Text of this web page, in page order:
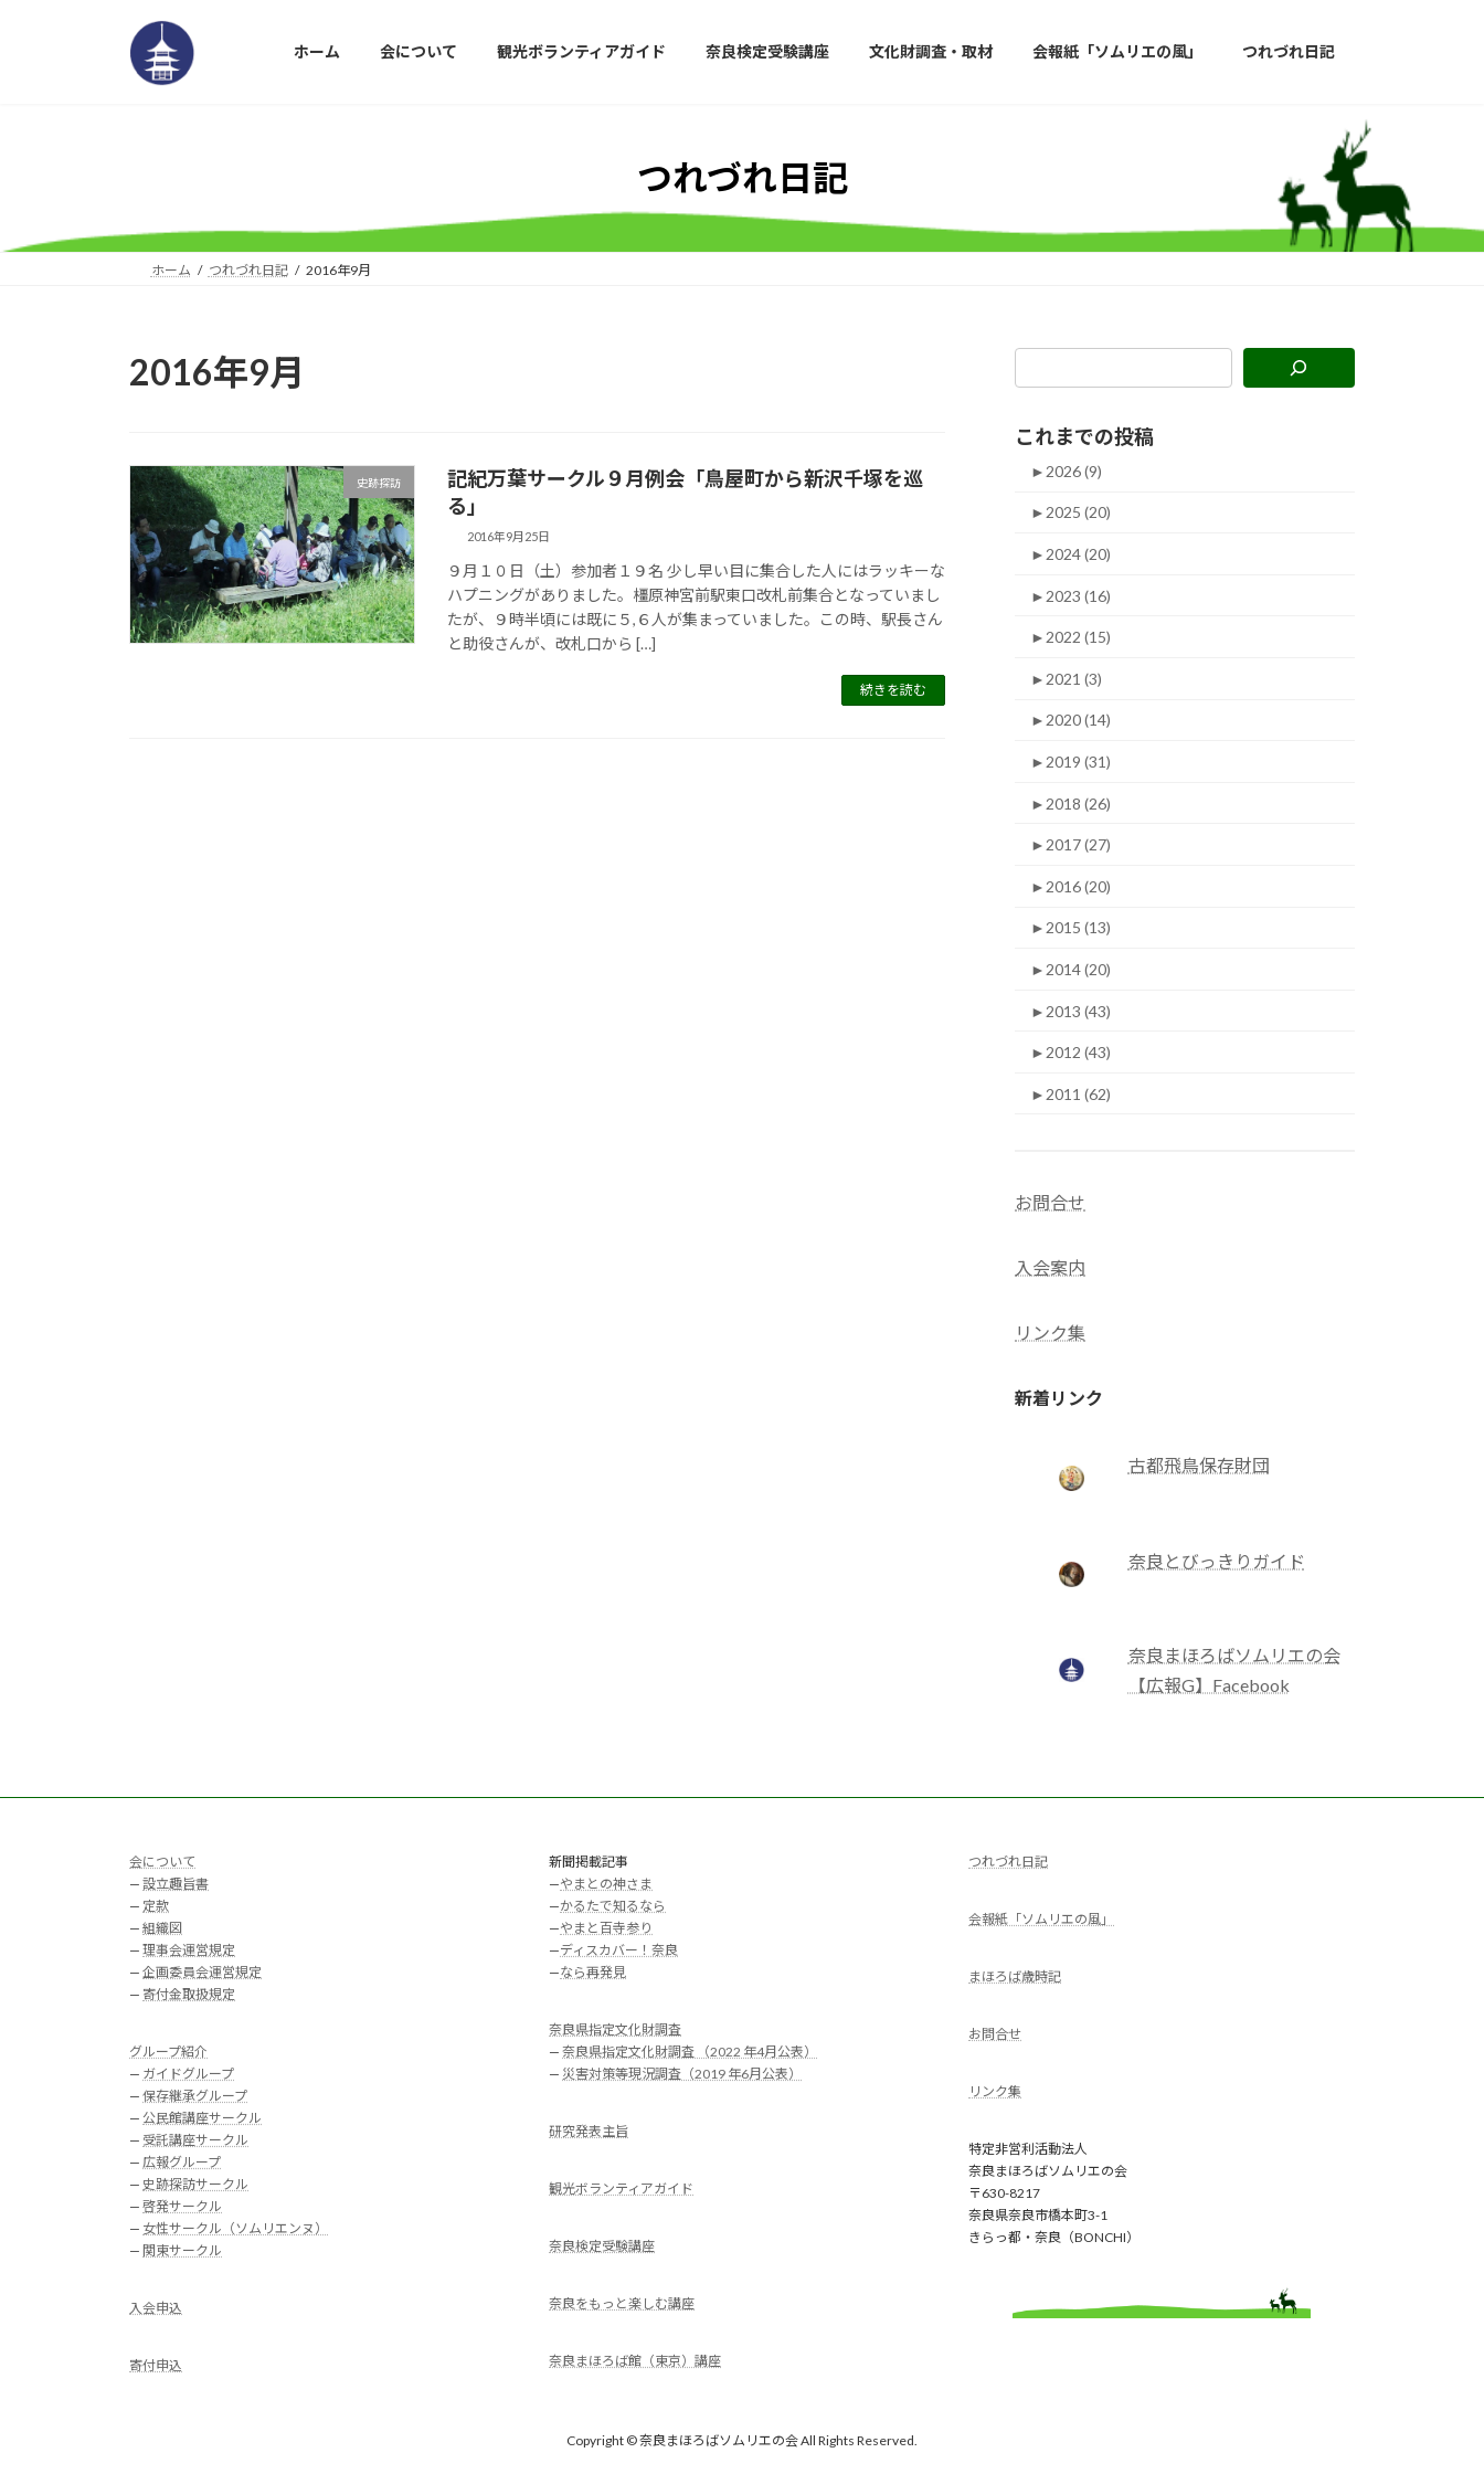
プ
動
ホーム 会について 観光ボランティアガイド 奈良検定受験講座 文化財調査・取材 会報紙「ソムリエの風」 つれづれ日記
つれづれ日記
ホーム つれづれ日記 2016年9月
2016年9月
史跡探訪
記紀万葉サークル９月例会「鳥屋町から新沢千塚を巡
る」
2016年9月25日
９月１０日（土）参加者１９名 少し早い目に集合した人にはラッキーな
ハプニングがありました。橿原神宮前駅東口改札前集合となっていまし
たが、９時半頃には既に５,６人が集まっていました。この時、駅長さん
と助役さんが、改札口から […]
続きを読む
これまでの投稿
► 2026 (9)
► 2025 (20)
► 2024 (20)
► 2023 (16)
► 2022 (15)
► 2021 (3)
► 2020 (14)
► 2019 (31)
► 2018 (26)
► 2017 (27)
► 2016 (20)
► 2015 (13)
► 2014 (20)
► 2013 (43)
► 2012 (43)
► 2011 (62)
お問合せ
入会案内
リンク集
新着リンク
古都飛鳥保存財団
奈良とびっきりガイド
奈良まほろばソムリエの会
【広報G】Facebook
会について
— 設立趣旨書
— 定款
— 組織図
— 理事会運営規定
— 企画委員会運営規定
— 寄付金取扱規定
グループ紹介
— ガイドグループ
— 保存継承グループ
— 公民館講座サークル
— 受託講座サークル
— 広報グループ
— 史跡探訪サークル
— 啓発サークル
— 女性サークル（ソムリエンヌ）
— 関東サークル
入会申込
寄付申込
新聞掲載記事
—やまとの神さま
—かるたで知るなら
—やまと百寺参り
—ディスカバー！奈良
—なら再発見
奈良県指定文化財調査
— 奈良県指定文化財調査 （2022 年4月公表）
— 災害対策等現況調査（2019 年6月公表）
研究発表主旨
観光ボランティアガイド
奈良検定受験講座
奈良をもっと楽しむ講座
奈良まほろば館（東京）講座
つれづれ日記
会報紙「ソムリエの風」
まほろば歳時記
お問合せ
リンク集
特定非営利活動法人
奈良まほろばソムリエの会
〒630-8217
奈良県奈良市橋本町3-1
きらっ都・奈良（BONCHI）
Copyright © 奈良まほろばソムリエの会 All Rights Reserved.